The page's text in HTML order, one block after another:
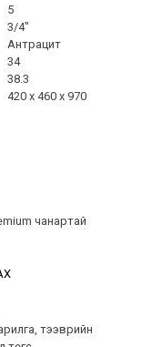
5
3/4″
Антрацит
34
38.3
420 x 460 x 970
чанартай
тээврийн